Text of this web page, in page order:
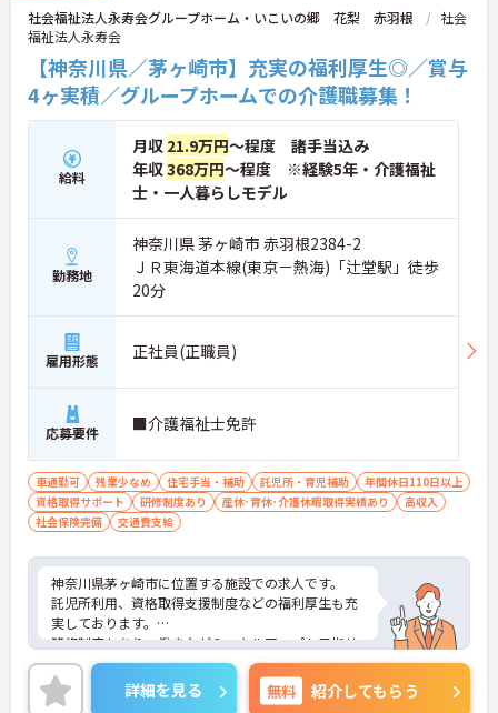
社会福祉法人永寿会グループホーム・いこいの郷 花梨 赤羽根
社会
福祉法人永寿会
【神奈川県／茅ヶ崎市】充実の福利厚生◎／賞与
4ヶ実積／グループホームでの介護職募集！
給料
月収 21.9万円～程度 諸手当込み
年収368万円～程度 ※経験5年・介護福祉
士・一人暮らしモデル
勤務地
神奈川県 茅ヶ崎市 赤羽根2384-2
ＪＲ東海道本線(東京－熱海)「辻堂駅」徒歩
20分
雇用形態 正社員(正職員)
応募要件 ■介護福祉士免許
車通勤可 残業少なめ 住宅手当・補助 託児所・育児補助
年間休日110日以上
資格取得サポート
研修制度あり 産休･育休･介護休暇取得実績あり
高収入
社会保険完備
交通費支給
神奈川県茅ヶ崎市に位置する施設での求人です。
託児所利用、資格取得支援制度などの福利厚生も充
実しております。
研修制度もあり、働きながらスキルアップも目指せ
ます。
ご興味ある方には、面接対策ポイントなど、詳細を
お話しいたしますのでお気軽にご相談ください。
詳細を見る 無料 紹介してもらう